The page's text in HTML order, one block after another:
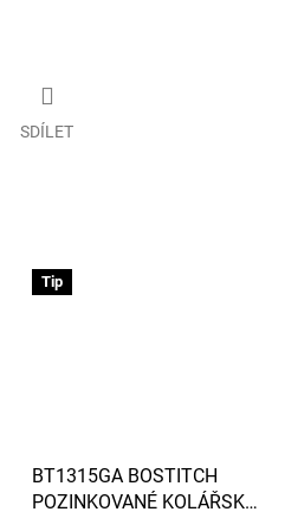
SDÍLET
Tip
BT1315GA BOSTITCH
POZINKOVANÉ KOLÁŘSKÉ